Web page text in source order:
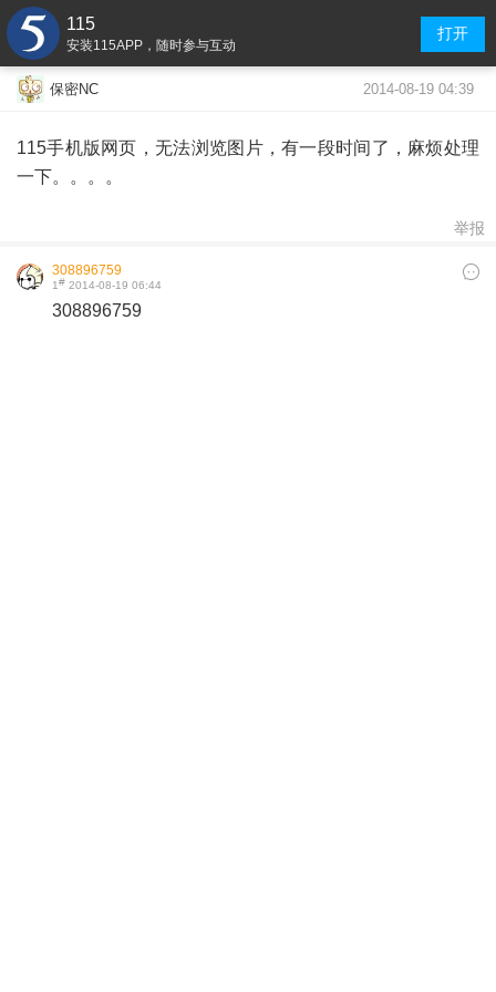
115
安装115APP，随时参与互动
打开
保密NC 2014-08-19 04:39
115手机版网页，无法浏览图片，有一段时间了，麻烦处理
一下。。。。
举报
308896759
1# 2014-08-19 06:44
308896759